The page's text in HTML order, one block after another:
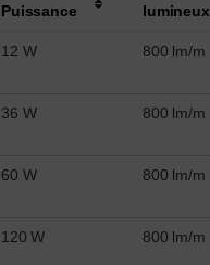
Puissance
lumineux
12 W 800 lm/m
36 W 800 lm/m
60 W 800 lm/m
120 W 800 lm/m